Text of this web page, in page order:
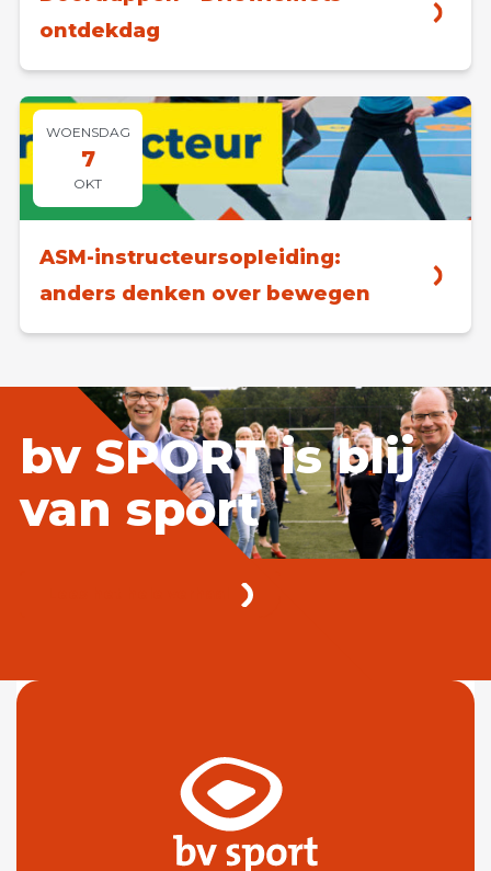
ontdekdag
WOENSDAG
7
OKT
ASM-instructeursopleiding:
anders denken over bewegen
bv SPORT is blij
van sport